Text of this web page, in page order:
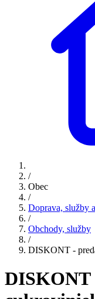
/
Obec
/
Doprava, služby
/
Obchody, služby
/
DISKONT -
DISKONT